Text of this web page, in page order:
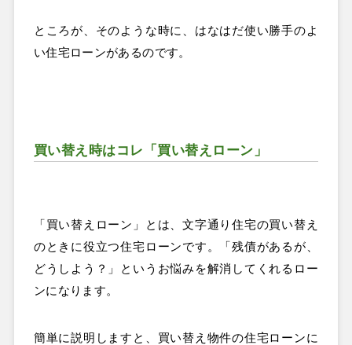
ところが、そのような時に、はなはだ使い勝手のよ
い住宅ローンがあるのです。
買い替え時はコレ「買い替えローン」
「買い替えローン」とは、文字通り住宅の買い替え
のときに役立つ住宅ローンです。「残債があるが、
どうしよう？」というお悩みを解消してくれるロー
ンになります。
簡単に説明しますと、買い替え物件の住宅ローンに